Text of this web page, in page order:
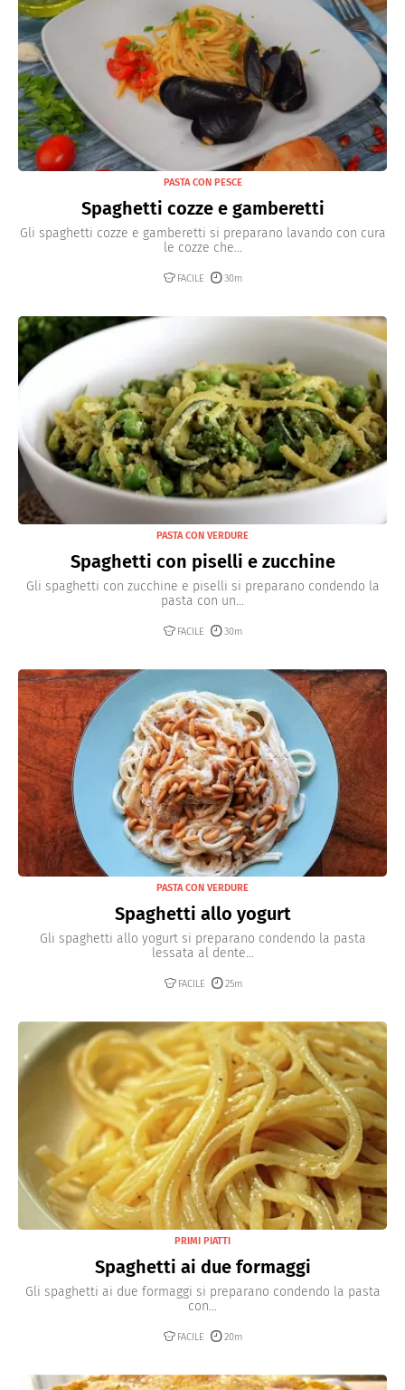
PASTA CON PESCE
Spaghetti cozze e gamberetti
Gli spaghetti cozze e gamberetti si preparano lavando con cura
le cozze che...
FACILE 30m
PASTA CON VERDURE
Spaghetti con piselli e zucchine
Gli spaghetti con zucchine e piselli si preparano condendo la
pasta con un...
FACILE 30m
PASTA CON VERDURE
Spaghetti allo yogurt
Gli spaghetti allo yogurt si preparano condendo la pasta
lessata al dente...
FACILE 25m
PRIMI PIATTI
Spaghetti ai due formaggi
Gli spaghetti ai due formaggi si preparano condendo la pasta
con...
FACILE 20m